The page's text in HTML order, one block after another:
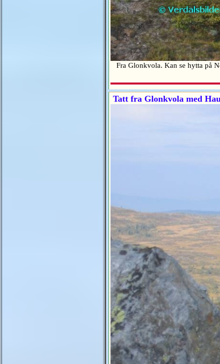
Fra Glonkvola. Kan se hytta på
Tatt fra Glonkvola med